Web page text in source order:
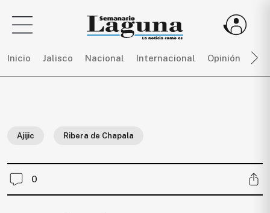
Inicio Jalisco Nacional Internacional Opinión
actualidad
únete
a
Ajijic Ribera de Chapala
0